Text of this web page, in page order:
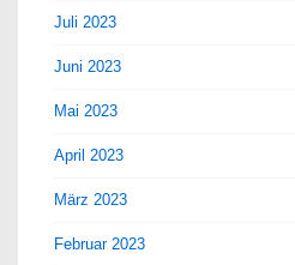
Juli 2023
Juni 2023
Mai 2023
April 2023
März 2023
Februar 2023